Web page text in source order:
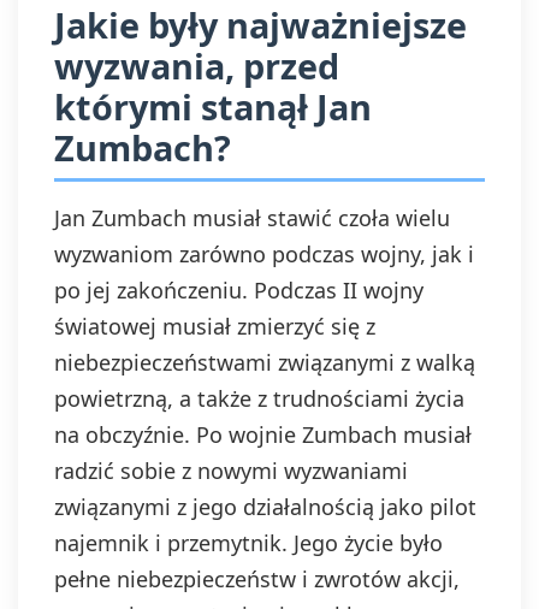
Jakie były najważniejsze
wyzwania, przed
którymi stanął Jan
Zumbach?
Jan Zumbach musiał stawić czoła wielu
wyzwaniom zarówno podczas wojny, jak i
po jej zakończeniu. Podczas II wojny
światowej musiał zmierzyć się z
niebezpieczeństwami związanymi z walką
powietrzną, a także z trudnościami życia
na obczyźnie. Po wojnie Zumbach musiał
radzić sobie z nowymi wyzwaniami
związanymi z jego działalnością jako pilot
najemnik i przemytnik. Jego życie było
pełne niebezpieczeństw i zwrotów akcji,